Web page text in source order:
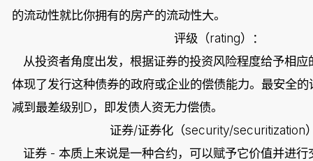
的流动性就比你拥有的房产的流动性大。
评级（rating）：
从投资者角度出发，根据证券的投资风险程度给予相应
体现了发行这种债券的政府或企业的偿债能力。最安全的
减到最差级别 D ，即发债人资无力偿债。
证券/证券化（security/securitization
证券 - 本质上来说是一种合约，可以赋予它价值并进行